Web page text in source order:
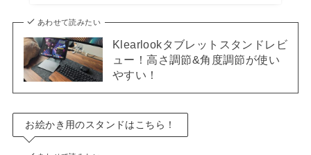
あわせて読みたい
Klearlookタブレットスタンドレビ
ュー！高さ調節&角度調節が使い
やすい！
お絵かき用のスタンドはこちら！